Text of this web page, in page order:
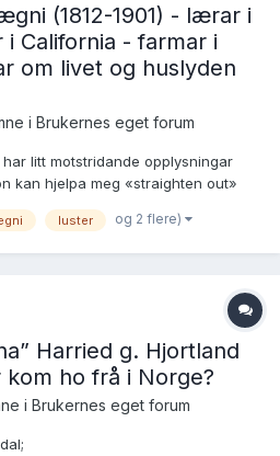
(1812-1901) - lærar i
California - farmar i
om livet og huslyden
i Brukernes eget forum
litt motstridande opplysningar
kan hjelpa meg «straighten out»
Eide i Luster, vart døypt i
luster og 2 flere)
Harried g. Hjortland
kom ho frå i Norge?
i Brukernes eget forum